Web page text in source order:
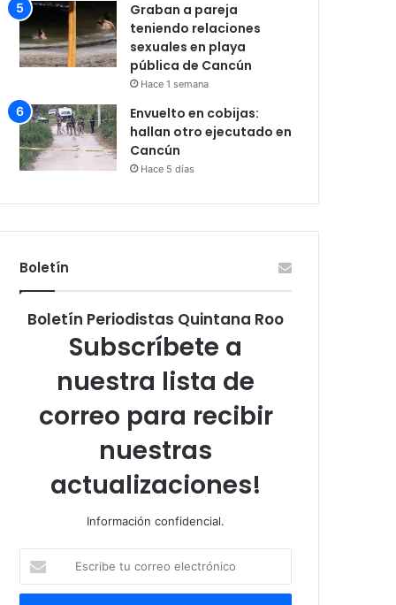
Graban a pareja
teniendo relaciones
sexuales en playa
pública de Cancún
Hace 1 semana
Envuelto en cobijas:
hallan otro ejecutado en
Cancún
Hace 5 días
Boletín
Boletín Periodistas Quintana Roo
Subscríbete a
nuestra lista de
correo para recibir
nuestras
actualizaciones!
Información confidencial.
tu
correo